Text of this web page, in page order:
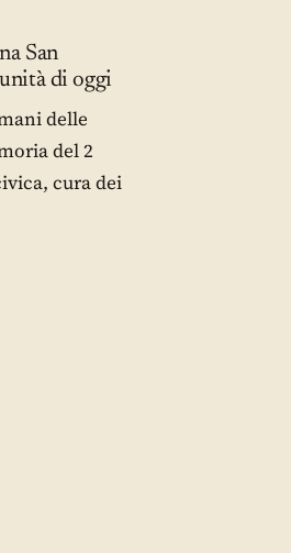
San
di oggi
delle
del 2
cura dei